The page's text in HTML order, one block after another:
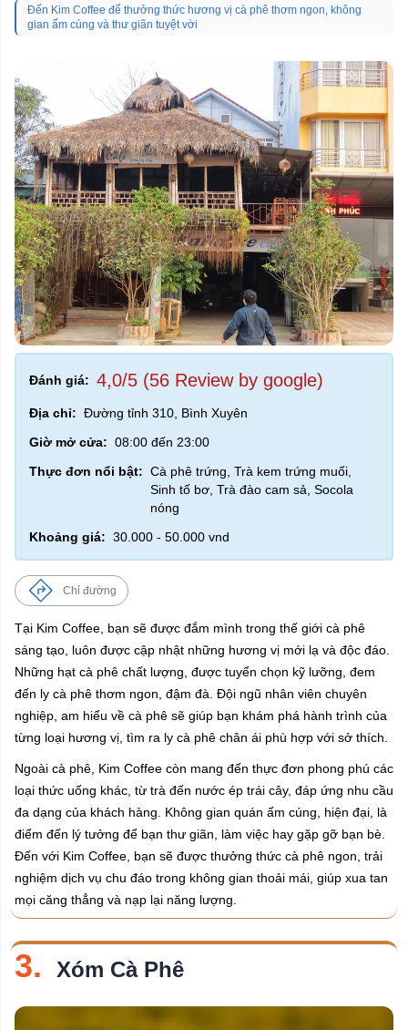
Đến Kim Coffee để thưởng thức hương vị cà phê thơm ngon, không
gian ấm cúng và thư giãn tuyệt vời
Đánh giá: 4,0/5 (56 Review by google)
Địa chỉ: Đường tỉnh 310, Bình Xuyên
Giờ mở cửa: 08:00 đến 23:00
Thực đơn nổi bật: Cà phê trứng, Trà kem trứng muối,
Sinh tố bơ, Trà đào cam sả, Socola
nóng
Khoảng giá: 30.000 - 50.000 vnd
Chỉ đường
Tại Kim Coffee, bạn sẽ được đắm mình trong thế giới cà phê
sáng tạo, luôn được cập nhật những hương vị mới lạ và độc đáo.
Những hạt cà phê chất lượng, được tuyển chọn kỹ lưỡng, đem
đến ly cà phê thơm ngon, đậm đà. Đội ngũ nhân viên chuyên
nghiệp, am hiểu về cà phê sẽ giúp bạn khám phá hành trình của
từng loại hương vị, tìm ra ly cà phê chân ái phù hợp với sở thích.
Ngoài cà phê, Kim Coffee còn mang đến thực đơn phong phú các
loại thức uống khác, từ trà đến nước ép trái cây, đáp ứng nhu cầu
đa dạng của khách hàng. Không gian quán ấm cúng, hiện đại, là
điểm đến lý tưởng để bạn thư giãn, làm việc hay gặp gỡ bạn bè.
Đến với Kim Coffee, bạn sẽ được thưởng thức cà phê ngon, trải
nghiệm dịch vụ chu đáo trong không gian thoải mái, giúp xua tan
mọi căng thẳng và nạp lại năng lượng.
3. Xóm Cà Phê